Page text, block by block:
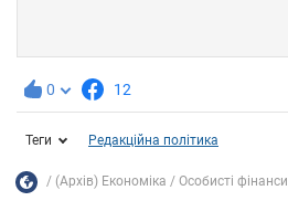
0 12
Теги Редакційна політика
(Архів) Економіка Особисті фінанси